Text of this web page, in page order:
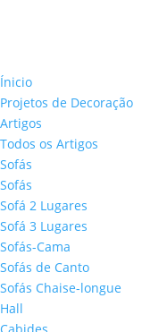
Ínicio
Projetos de Decoração
Artigos
Todos os Artigos
Sofás
Sofás
Sofá 2 Lugares
Sofá 3 Lugares
Sofás-Cama
Sofás de Canto
Sofás Chaise-longue
Hall